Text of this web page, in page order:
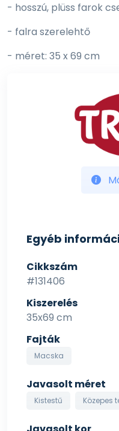
- hosszú, plüss farok
- falra szerelehtő
- méret: 35 x 69 cm
Egyéb
Cikkszám
#131406
Kiszerelés
35x69 cm
Fajták
Macska
Javasolt méret
Kistestű Közepes